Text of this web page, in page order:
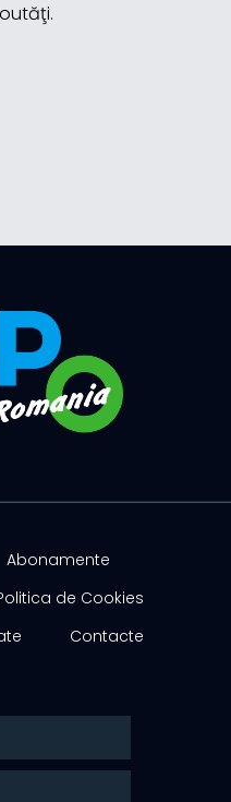
Abonamente
de Cookies
Contacte